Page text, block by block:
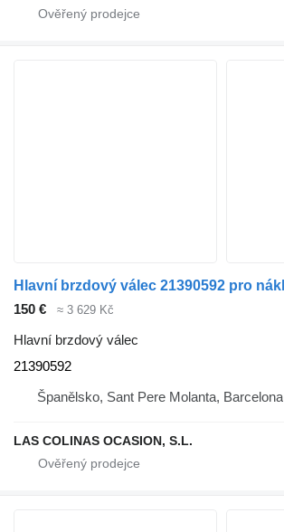
150 € ≈ 3 629 Kč
Hlavní brzdový válec
21390592
Španělsko, Sant Pere Molanta, Barcelona
LAS COLINAS OCASION, S.L.